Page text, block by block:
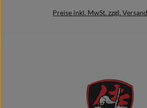
Preise inkl. MwSt. zzgl.